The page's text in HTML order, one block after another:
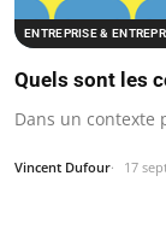
ENTREPRISE &
Quels sont les
Dans un contexte
Vincent Dufour 17